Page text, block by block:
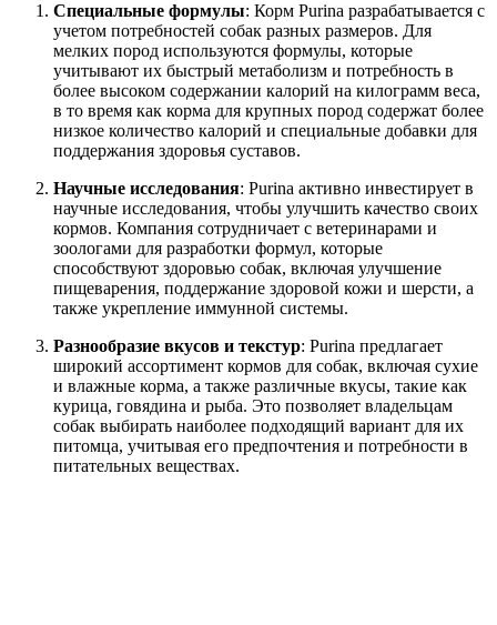
Специальные формулы: Корм Purina разрабатывается с
учетом потребностей собак разных размеров. Для
мелких пород используются формулы, которые
учитывают их быстрый метаболизм и потребность в
более высоком содержании калорий на килограмм веса,
в то время как корма для крупных пород содержат более
низкое количество калорий и специальные добавки для
поддержания здоровья суставов.
Научные исследования: Purina активно инвестирует в
научные исследования, чтобы улучшить качество своих
кормов. Компания сотрудничает с ветеринарами и
зоологами для разработки формул, которые
способствуют здоровью собак, включая улучшение
пищеварения, поддержание здоровой кожи и шерсти, а
также укрепление иммунной системы.
Разнообразие вкусов и текстур: Purina предлагает
широкий ассортимент кормов для собак, включая сухие
и влажные корма, а также различные вкусы, такие как
курица, говядина и рыба. Это позволяет владельцам
собак выбирать наиболее подходящий вариант для их
питомца, учитывая его предпочтения и потребности в
питательных веществах.